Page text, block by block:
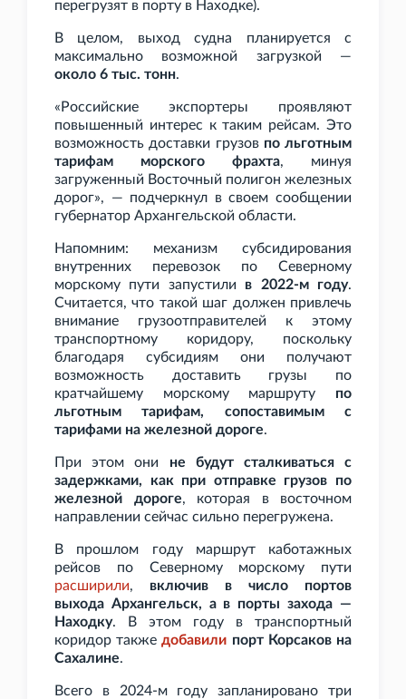
перегрузят в порту в Находке).
В целом, выход судна планируется с
максимально возможной загрузкой —
около 6 тыс. тонн.
«Российские экспортеры проявляют
повышенный интерес к таким рейсам. Это
возможность доставки грузов по льготным
тарифам морского фрахта, минуя
загруженный Восточный полигон железных
дорог», — подчеркнул в своем сообщении
губернатор Архангельской области.
Напомним: механизм субсидирования
внутренних перевозок по Северному
морскому пути запустили в 2022-м году.
Считается, что такой шаг должен привлечь
внимание грузоотправителей к этому
транспортному коридору, поскольку
благодаря субсидиям они получают
возможность доставить грузы по
кратчайшему морскому маршруту по
льготным тарифам, сопоставимым с
тарифами на железной дороге.
При этом они не будут сталкиваться с
задержками, как при отправке грузов по
железной дороге, которая в восточном
направлении сейчас сильно перегружена.
В прошлом году маршрут каботажных
рейсов по Северному морскому пути
расширили, включив в число портов
выхода Архангельск, а в порты захода —
Находку. В этом году в транспортный
коридор такжедобавили порт Корсаков на
Сахалине.
Всего в 2024-м году запланировано три